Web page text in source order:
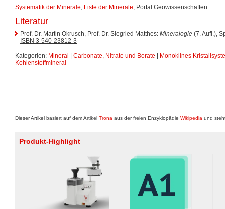
Systematik der Minerale, Liste der Minerale, Portal:Geowissenschaften
Literatur
Prof. Dr. Martin Okrusch, Prof. Dr. Siegried Matthes: Mineralogie (7. Aufl.),
ISBN 3-540-23812-3
Kategorien: Mineral Carbonate, Nitrate und Borate
Monoklines
Kohlenstoffmineral
Dieser Artikel basiert auf dem Artikel Trona aus der freien Enzyklopädie Wikipedia und
Produkt-Highlight